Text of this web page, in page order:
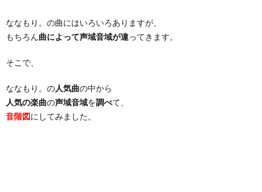
ななもり。の曲にはいろいろありますが、
もちろん曲によって声域音域が違ってきます。
そこで、
ななもり。の人気曲の中から
人気の楽曲の声域音域を調べて、
音階図にしてみました。